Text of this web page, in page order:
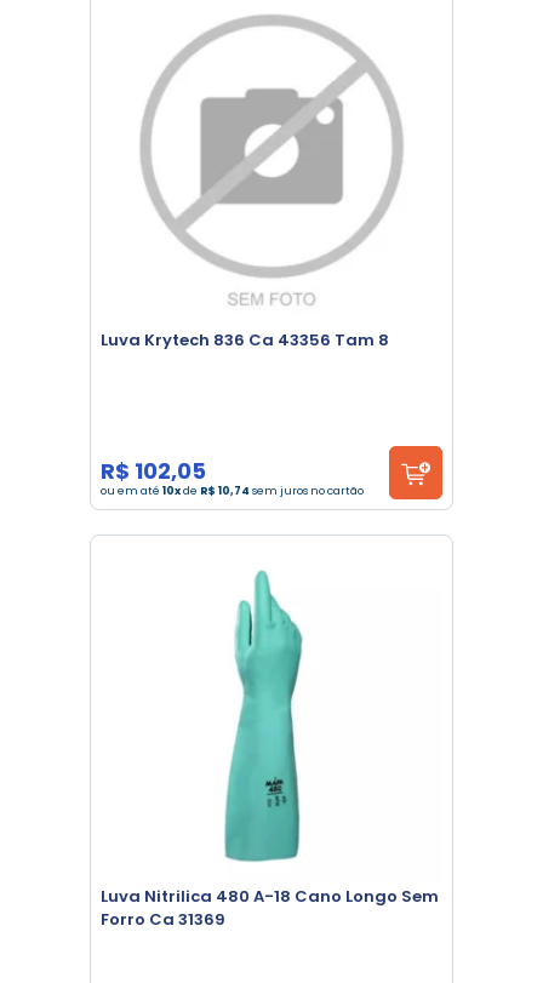
Luva Krytech 836 Ca 43356 Tam 8
R$ 102,05
ou em até 10xde R$ 10,74 sem juros no cartão
Luva Nitrilica 480 A-18 Cano Longo Sem
Forro Ca 31369